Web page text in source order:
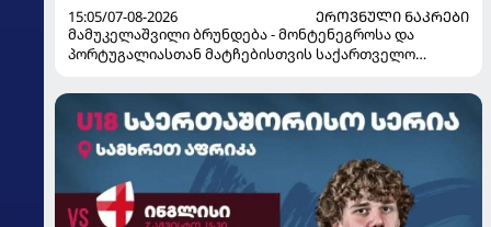
15:05/07-08-2026
ᲔᲠᲝᲕᲜᲣᲚᲘ ᲜᲐᲙᲠᲔᲑᲘ
მამუკელაშვილი ბრუნდება - მონტენეგროსა და
პორტუგალიასთან მატჩებისთვის საქართველო